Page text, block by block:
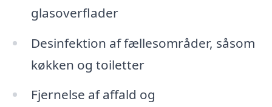
glasoverflader
Desinfektion af fællesområder, såsom
køkken og toiletter
Fjernelse af affald og